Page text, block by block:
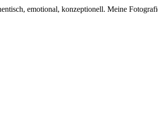
emotional, konzeptionell. Meine